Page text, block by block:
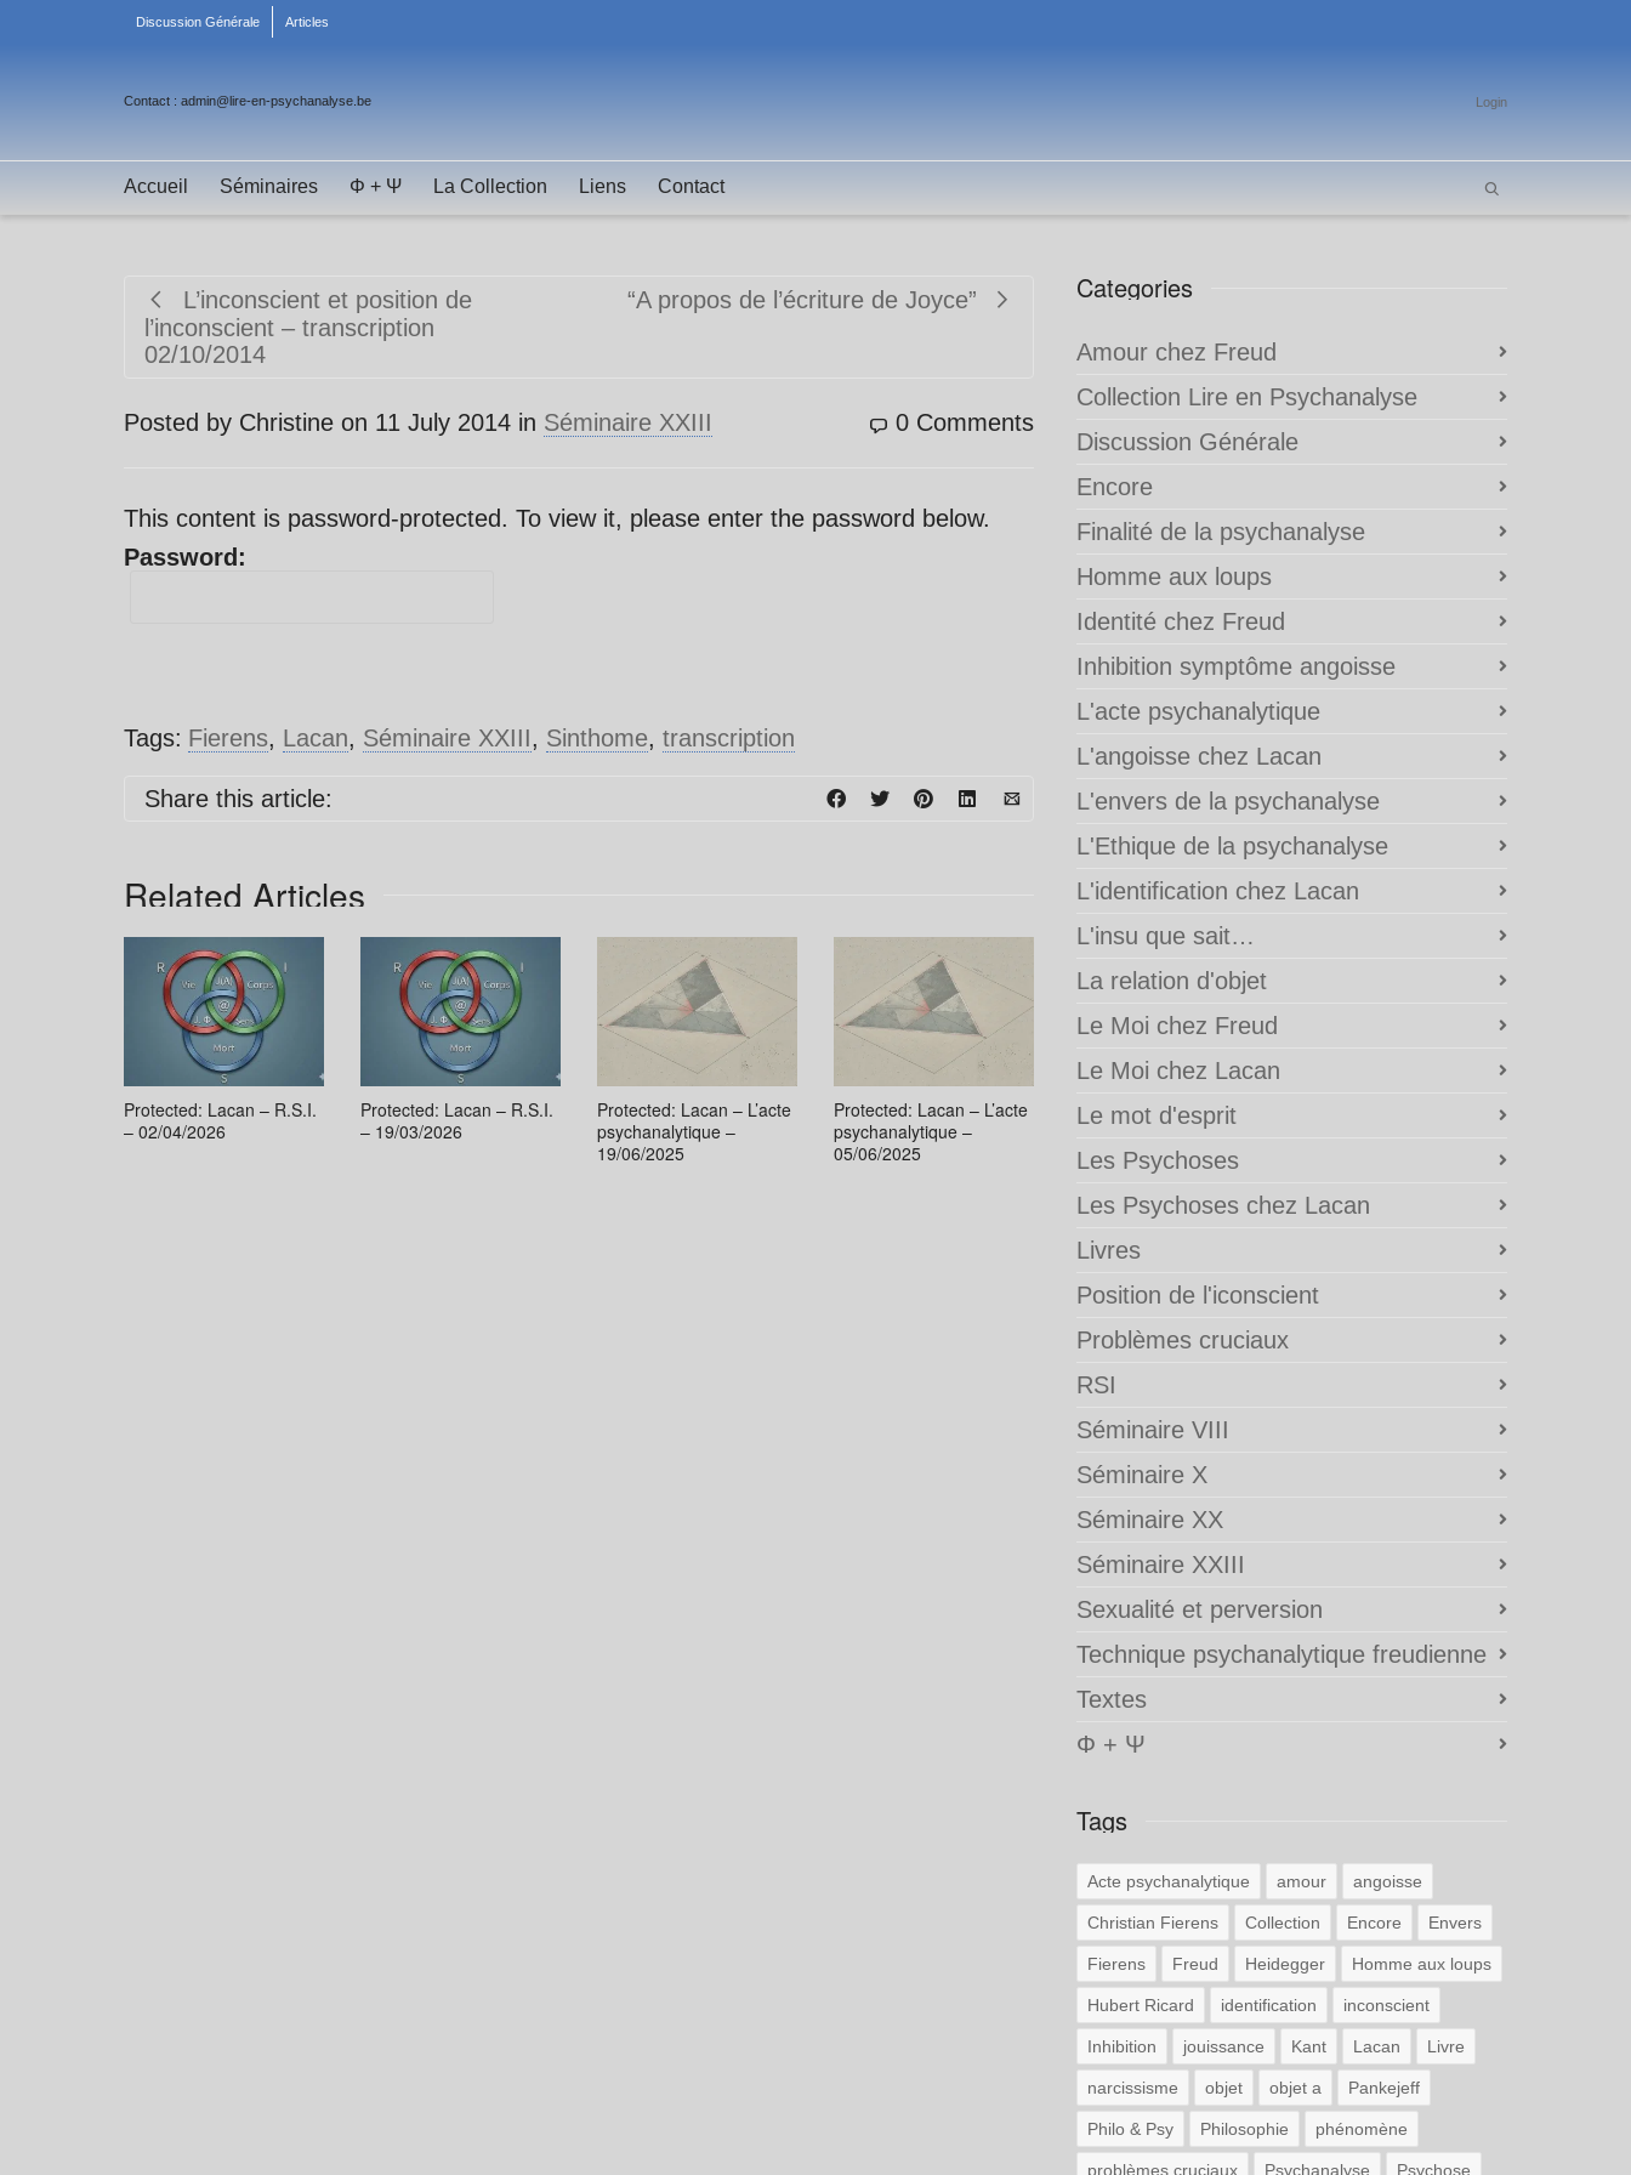
Discussion Générale Articles
Contact : admin@lire-en-psychanalyse.be Login
Accueil Séminaires Φ + Ψ La Collection Liens Contact
L’inconscient et position de
l’inconscient – transcription
02/10/2014
“A propos de l’écriture de Joyce”
Posted by Christine on 11 July 2014 in Séminaire XXIII 0 Comments
This content is password-protected. To view it, please enter the password below.
Password:
Tags: Fierens, Lacan, Séminaire XXIII, Sinthome, transcription
Share this article:
Related Articles
Protected: Lacan – R.S.I.
– 02/04/2026
Protected: Lacan – R.S.I.
– 19/03/2026
Protected: Lacan – L’acte
psychanalytique –
19/06/2025
Protected: Lacan – L’acte
psychanalytique –
05/06/2025
Categories
Amour chez Freud
Collection Lire en Psychanalyse
Discussion Générale
Encore
Finalité de la psychanalyse
Homme aux loups
Identité chez Freud
Inhibition symptôme angoisse
L'acte psychanalytique
L'angoisse chez Lacan
L'envers de la psychanalyse
L'Ethique de la psychanalyse
L'identification chez Lacan
L'insu que sait…
La relation d'objet
Le Moi chez Freud
Le Moi chez Lacan
Le mot d'esprit
Les Psychoses
Les Psychoses chez Lacan
Livres
Position de l'iconscient
Problèmes cruciaux
RSI
Séminaire VIII
Séminaire X
Séminaire XX
Séminaire XXIII
Sexualité et perversion
Technique psychanalytique freudienne
Textes
Φ + Ψ
Tags
Acte psychanalytique amour angoisse
Christian Fierens Collection Encore Envers
Fierens Freud Heidegger Homme aux loups
Hubert Ricard identification inconscient
Inhibition jouissance Kant Lacan Livre
narcissisme objet objet a Pankejeff
Philo & Psy Philosophie phénomène
problèmes cruciaux Psychanalyse Psychose